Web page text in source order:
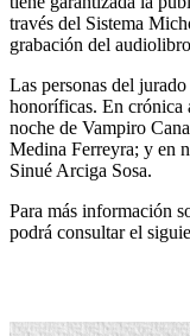
través del Sistema
grabación del
Las personas del
honoríficas. En crónica
noche de Vampiro
Medina Ferreyra; y en
Sinué Arciga Sosa.
Para más información
podrá consultar el